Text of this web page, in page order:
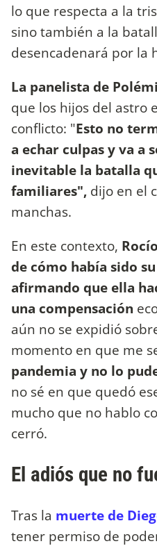
lo que respecta a la
sino también a la
desencadenará por la
La panelista de
que los hijos del astro
conflicto: "Esto no
a echar culpas y va a
inevitable la batalla
familiares", dijo en el
manchas.
En este contexto,
de cómo había sido
afirmando que ella
una compensación
aún no se expidió
momento en que me
pandemia y no lo
no sé en que quedó
mucho que no hablo
cerró.
El adiós que no
Tras la muerte de
tener permiso de